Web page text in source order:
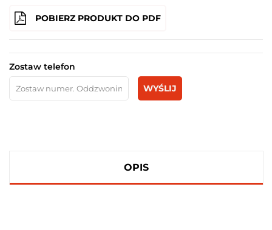
POBIERZ PRODUKT DO PDF
Zostaw telefon
WYŚLIJ
OPIS